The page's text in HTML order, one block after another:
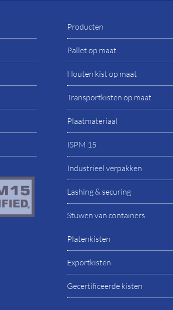
Producten
Pallet op maat
Houten kist op maat
Transportkisten op maat
Plaatmateriaal
ISPM 15
Industrieel verpakken
Lashing & securing
Stuwen van containers
Platenkisten
Exportkisten
Gecertificeerde kisten